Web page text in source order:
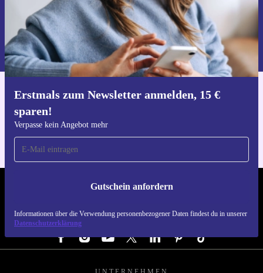
Erstmals zum Newsletter anmelden, 15 €
sparen!
Verpasse kein Angebot mehr
Gutschein anfordern
Informationen über die Verwendung personenbezogener Daten findest du in unserer
Datenschutzerklärung
Gutschein anfordern
Informationen über die Verwendung personenbezogener Daten findest
du in unserer
Datenschutzerklärung.
Hol dir die refurbed-App
REFURBED DEUTSCHLAND - RETHINK NEW.
FOLGE UNS